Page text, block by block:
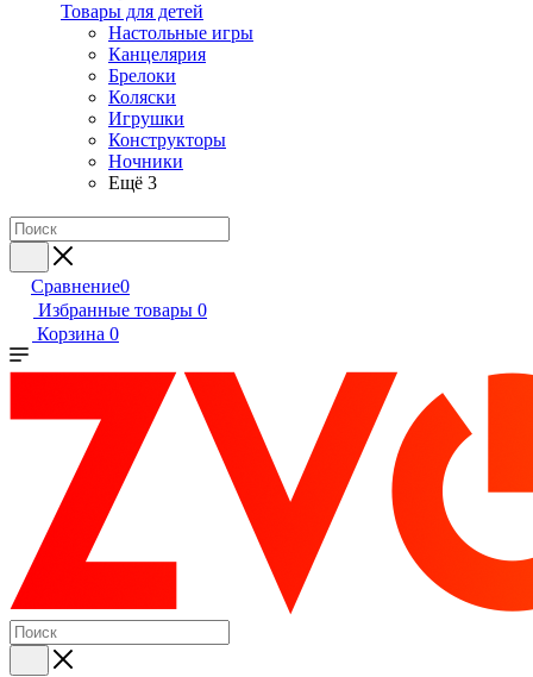
Товары для детей
Настольные игры
Канцелярия
Брелоки
Коляски
Игрушки
Конструкторы
Ночники
Ещё 3
Сравнение0
Избранные товары 0
Корзина 0